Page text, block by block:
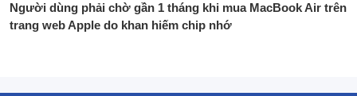
Người dùng phải chờ gần 1 tháng khi mua MacBook Air trên
trang web Apple do khan hiếm chip nhớ